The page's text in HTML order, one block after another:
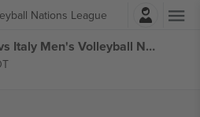
Nations League
Σύνδεση
Canada vs USA/Turkey vs Italy Men's Volleyball Nations League εισιτήρια